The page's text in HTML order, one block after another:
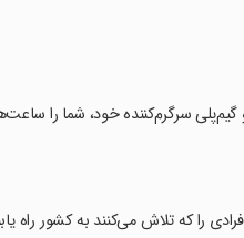
را که تلاش می‌کنند به کشور راه